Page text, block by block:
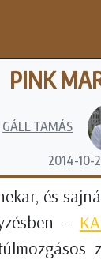
PINK
GÁLL TAMÁS
2014-10-
és
-